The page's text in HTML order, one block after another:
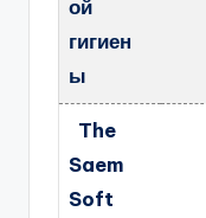
ой
гигиен
ы
The
Saem
Soft